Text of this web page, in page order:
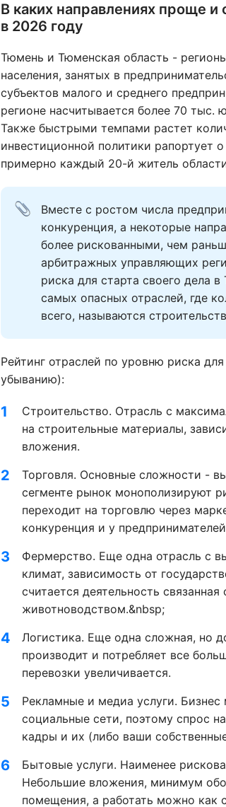
В каких направлениях проще
в 2026 году
Тюмень и Тюменская область -
населения, занятых в
субъектов малого и среднего
регионе насчитывается более 70 тыс.
Также быстрыми темпами растет
инвестиционной политики рапортует
примерно каждый 20-й житель
Вместе с ростом числа
конкуренция, а некоторые
более рискованными, чем
арбитражных управляющих
риска для старта своего дела
самых опасных отраслей, где
всего, называются
Рейтинг отраслей по уровню риска
убыванию):
Строительство. Отрасль с
на строительные материалы,
вложения.
Торговля. Основные сложности -
сегменте рынок монополизируют
переходит на торговлю через
конкуренция и у
Фермерство. Еще одна отрасль с
климат, зависимость от
считается деятельность
животноводством.&nbsp;
Логистика. Еще одна сложная, но
производит и потребляет все
перевозки увеличивается.
Рекламные и медиа услуги.
социальные сети, поэтому спрос
кадры и их (либо ваши
Бытовые услуги. Наименее
Небольшие вложения, минимум
помещения, а работать можно как